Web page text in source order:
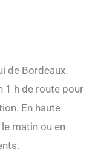
de Bordeaux.
1 h de route pour
En haute
matin ou en